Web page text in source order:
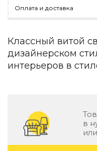
Детская мебель
Коллекции
ROOM — Modern
INTERRA — Soft Modern
Подбор, производство
Декор
Оплата и доставка
Классный витой
дизайнерском
интерьеров в
в